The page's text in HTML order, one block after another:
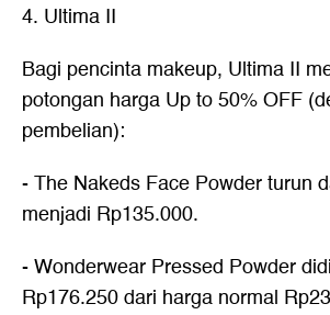
4. Ultima II
Bagi pencinta makeup, Ultima II
potongan harga Up to 50% OFF
pembelian):
- The Nakeds Face Powder turun
menjadi Rp135.000.
- Wonderwear Pressed Powder
Rp176.250 dari harga normal